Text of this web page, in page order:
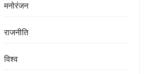
मनोरंजन
राजनीति
विश्व